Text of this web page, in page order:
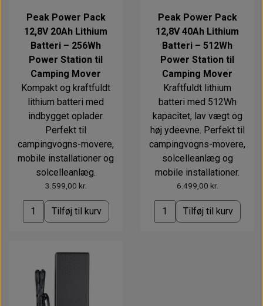
Peak Power Pack
12,8V 20Ah Lithium
Batteri – 256Wh
Power Station til
Camping Mover
Kompakt og kraftfuldt
lithium batteri med
indbygget oplader.
Perfekt til
campingvogns-movere,
mobile installationer og
solcelleanlæg.
3.599,00 kr.
Tilføj til kurv
Peak Power Pack
12,8V 40Ah Lithium
Batteri – 512Wh
Power Station til
Camping Mover
Kraftfuldt lithium
batteri med 512Wh
kapacitet, lav vægt og
høj ydeevne. Perfekt til
campingvogns-movere,
solcelleanlæg og
mobile installationer.
6.499,00 kr.
Tilføj til kurv